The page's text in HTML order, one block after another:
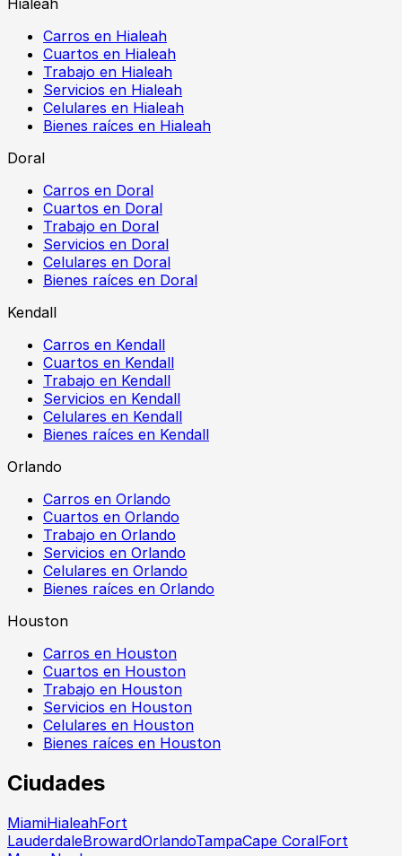
Hialeah
Carros en Hialeah
Cuartos en Hialeah
Trabajo en Hialeah
Servicios en Hialeah
Celulares en Hialeah
Bienes raíces en Hialeah
Doral
Carros en Doral
Cuartos en Doral
Trabajo en Doral
Servicios en Doral
Celulares en Doral
Bienes raíces en Doral
Kendall
Carros en Kendall
Cuartos en Kendall
Trabajo en Kendall
Servicios en Kendall
Celulares en Kendall
Bienes raíces en Kendall
Orlando
Carros en Orlando
Cuartos en Orlando
Trabajo en Orlando
Servicios en Orlando
Celulares en Orlando
Bienes raíces en Orlando
Houston
Carros en Houston
Cuartos en Houston
Trabajo en Houston
Servicios en Houston
Celulares en Houston
Bienes raíces en Houston
Ciudades
MiamiHialeahFort
LauderdaleBrowardOrlandoTampaCape CoralFort